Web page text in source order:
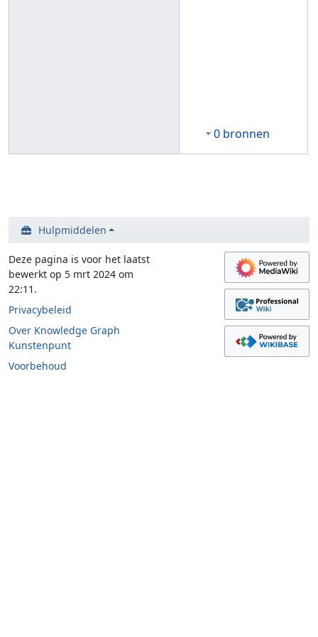
0 bronnen
Hulpmiddelen
Deze pagina is voor het laatst
bewerkt op 5 mrt 2024 om
22:11.
Privacybeleid
Over Knowledge Graph
Kunstenpunt
Voorbehoud